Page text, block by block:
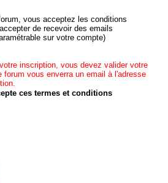
vous acceptez les conditions
de recevoir des emails
sur votre compte)
inscription, vous devez valider votre
vous enverra un email à l'adresse
ces termes et conditions